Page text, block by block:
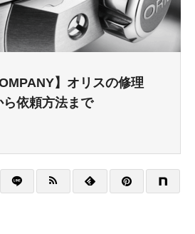
】オリスの修理
依頼方法まで